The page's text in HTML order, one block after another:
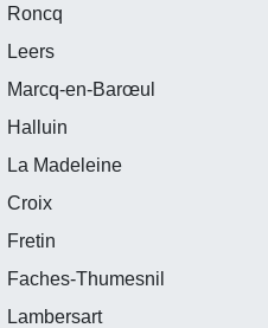
Roncq
Leers
Marcq-en-Barœul
Halluin
La Madeleine
Croix
Fretin
Faches-Thumesnil
Lambersart